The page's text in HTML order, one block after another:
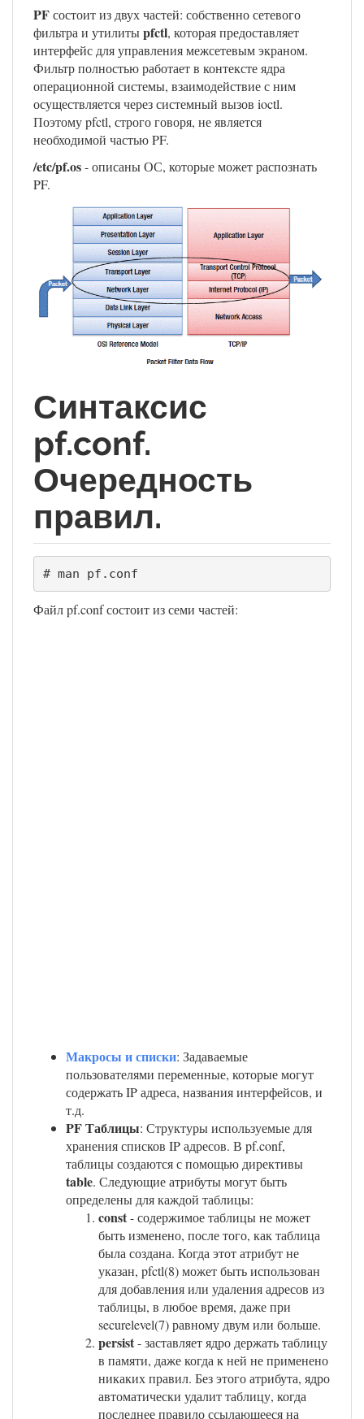
PFсостоит из двух частей: собственно сетевого
фильтра и утилитыpfctl, которая предоставляет
интерфейс для управления межсетевым экраном.
Фильтр полностью работает в контексте ядра
операционной системы, взаимодействие с ним
осуществляется через системный вызов ioctl.
Поэтому pfctl, строго говоря, не является
необходимой частью PF.
/etc/pf.os- описаны ОС, которые может распознать
PF.
Синтаксис
pf.conf.
Очередность
правил.
# man pf.conf
Файл pf.conf состоит из семи частей:
Макросы и списки: Задаваемые
пользователями переменные, которые могут
содержать IP адреса, названия интерфейсов, и
т.д.
PF Таблицы: Структуры используемые для
хранения списков IP адресов. В pf.conf,
таблицы создаются с помощью директивы
table. Следующие атрибуты могут быть
определены для каждой таблицы:
const- содержимое таблицы не может
быть изменено, после того, как таблица
была создана. Когда этот атрибут не
указан, pfctl(8) может быть использован
для добавления или удаления адресов из
таблицы, в любое время, даже при
securelevel(7) равному двум или больше.
persist- заставляет ядро держать таблицу
в памяти, даже когда к ней не применено
никаких правил. Без этого атрибута, ядро
автоматически удалит таблицу, когда
последнее правило ссылающееся на